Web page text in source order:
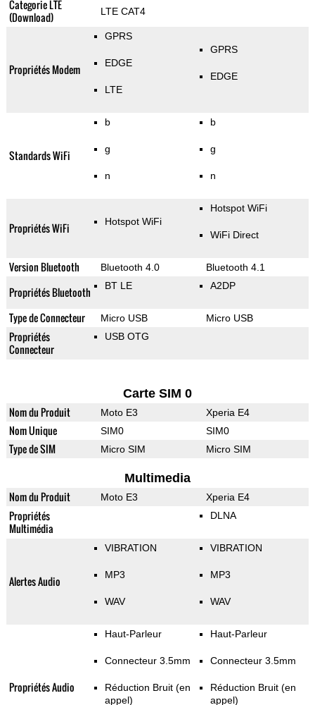
Categorie LTE
(Download)
LTE CAT4
Propriétés Modem
GPRS
EDGE
LTE
GPRS
EDGE
Standards WiFi
b
g
n
b
g
n
Propriétés WiFi Hotspot WiFi
Hotspot WiFi
WiFi Direct
Version Bluetooth Bluetooth 4.0 Bluetooth 4.1
Propriétés Bluetooth BT LE A2DP
Type de Connecteur Micro USB Micro USB
Propriétés
Connecteur
USB OTG
Carte SIM 0
Nom du Produit Moto E3 Xperia E4
Nom Unique SIM0 SIM0
Type de SIM Micro SIM Micro SIM
Multimedia
Nom du Produit Moto E3 Xperia E4
Propriétés
Multimédia
DLNA
Alertes Audio
VIBRATION
MP3
WAV
VIBRATION
MP3
WAV
Propriétés Audio
Haut-Parleur
Connecteur 3.5mm
Réduction Bruit (en
appel)
Haut-Parleur
Connecteur 3.5mm
Réduction Bruit (en
appel)